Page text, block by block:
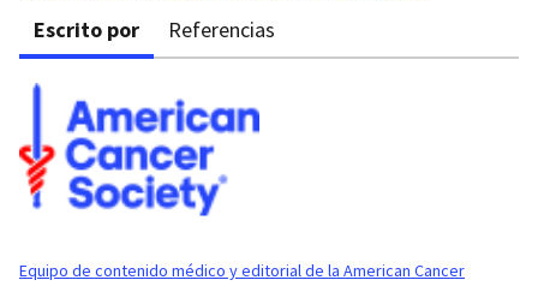
Escrito por Referencias
Equipo de contenido médico y editorial de la American Cancer